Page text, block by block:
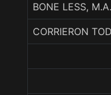
BONE LESS,
CORRIERON